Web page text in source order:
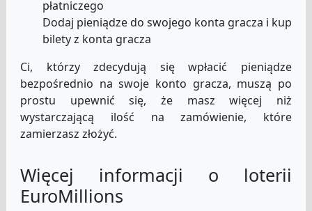
płatniczego
Dodaj pieniądze do swojego konta gracza i kup
bilety z konta gracza
Ci, którzy zdecydują się wpłacić pieniądze
bezpośrednio na swoje konto gracza, muszą po
prostu upewnić się, że masz więcej niż
wystarczającą ilość na zamówienie, które
zamierzasz złożyć.
Więcej informacji o loterii
EuroMillions